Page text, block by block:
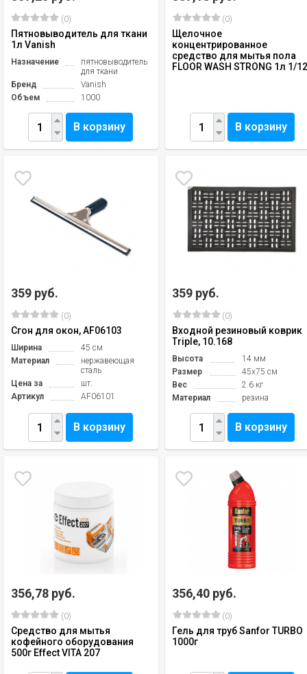
(0)
Пятновыводитель для ткани
1л Vanish
Назначение
пятновыводитель
для ткани
Бренд
Vanish
Объем
1000
В корзину
(0)
Щелочное
концентрированное
средство для мытья пола
FLOOR WASH STRONG 1л 1/
В корзину
359 руб.
(0)
Сгон для окон, AF06103
Ширина
45 см
Материал
нержавеющая
сталь
Цена за
шт.
Артикул
AF06101
В корзину
359 руб.
(0)
Входной резиновый коврик
Triple, 10.168
Высота
14 мм
Размер
45х75 см
Вес
2.6 кг
Материал
резина
В корзину
356,78 руб.
(0)
Средство для мытья
кофейного оборудования
500г Effect VITA 207
356,40 руб.
(0)
Гель для труб Sanfor TURBO
1000г